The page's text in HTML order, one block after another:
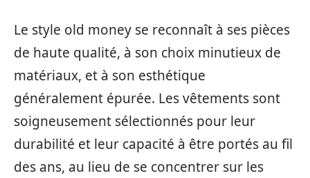
Le style old money se reconnaît à ses pièces
de haute qualité, à son choix minutieux de
matériaux, et à son esthétique
généralement épurée. Les vêtements sont
soigneusement sélectionnés pour leur
durabilité et leur capacité à être portés au fil
des ans, au lieu de se concentrer sur les